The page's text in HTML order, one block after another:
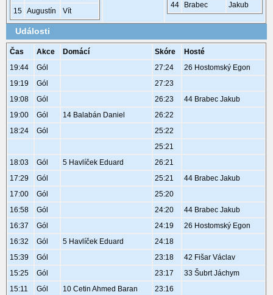
15
Augustín Vít
44
Brabec Jakub
Události
Čas Akce Domácí Skóre
Hosté
19:44
Gól 27:24
26 Hostomský Egon
19:19
Gól
27:23
19:08
Gól 26:23
44 Brabec Jakub
19:00
Gól 14 Balabán Daniel
26:22
18:24
Gól
25:22
25:21
18:03
Gól 5 Havlíček Eduard
26:21
17:29
Gól 25:21
44 Brabec Jakub
17:00
Gól
25:20
16:58
Gól 24:20
44 Brabec Jakub
16:37
Gól 24:19
26 Hostomský Egon
16:32
Gól 5 Havlíček Eduard
24:18
15:39
Gól 23:18
42 Fišar Václav
15:25
Gól 23:17
33 Šubrt Jáchym
15:11
Gól 10 Cetin Ahmed Baran
23:16